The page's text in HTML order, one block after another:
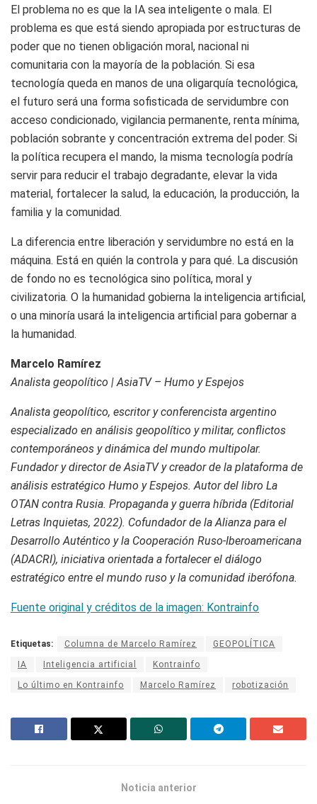
El problema no es que la IA sea inteligente o mala. El
problema es que está siendo apropiada por estructuras de
poder que no tienen obligación moral, nacional ni
comunitaria con la mayoría de la población. Si esa
tecnología queda en manos de una oligarquía tecnológica,
el futuro será una forma sofisticada de servidumbre con
acceso condicionado, vigilancia permanente, renta mínima,
población sobrante y concentración extrema del poder. Si
la política recupera el mando, la misma tecnología podría
servir para reducir el trabajo degradante, elevar la vida
material, fortalecer la salud, la educación, la producción, la
familia y la comunidad.
La diferencia entre liberación y servidumbre no está en la
máquina. Está en quién la controla y para qué. La discusión
de fondo no es tecnológica sino política, moral y
civilizatoria. O la humanidad gobierna la inteligencia artificial,
o una minoría usará la inteligencia artificial para gobernar a
la humanidad.
Marcelo Ramírez
Analista geopolítico | AsiaTV – Humo y Espejos
Analista geopolítico, escritor y conferencista argentino
especializado en análisis geopolítico y militar, conflictos
contemporáneos y dinámica del mundo multipolar.
Fundador y director de AsiaTV y creador de la plataforma de
análisis estratégico Humo y Espejos. Autor del libro La
OTAN contra Rusia. Propaganda y guerra híbrida (Editorial
Letras Inquietas, 2022). Cofundador de la Alianza para el
Desarrollo Auténtico y la Cooperación Ruso-Iberoamericana
(ADACRI), iniciativa orientada a fortalecer el diálogo
estratégico entre el mundo ruso y la comunidad iberófona.
Fuente original y créditos de la imagen: Kontrainfo
Etiquetas: Columna de Marcelo Ramírez GEOPOLÍTICA
IA Inteligencia artificial Kontrainfo
Lo último en Kontrainfo Marcelo Ramírez robotización
Noticia anterior